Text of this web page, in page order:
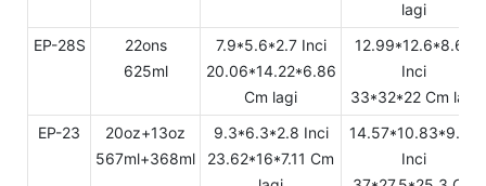
lagi
EP-28S
22ons
625ml
7.9*5.6*2.7 Inci
20.06*14.22*6.86
Cm lagi
12.99*12.6*8.66
Inci
33*32*22 Cm lagi
EP-23
20oz+13oz
567ml+368ml
9.3*6.3*2.8 Inci
23.62*16*7.11 Cm
14.57*10.83*9.96
Inci